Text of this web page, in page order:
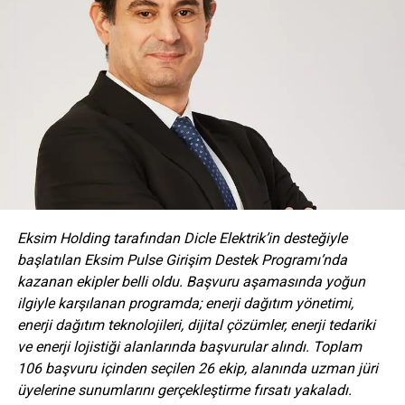
değer sağlayan şirketlerin halka arzlarından dolayı
hassaten mutluluk duyuyor, böyle şirketlerimizle iftihar
ediyoruz. Enerji sektörünün güzide şirketlerinden biri olan
ODAŞ Enerji, bugün sahip olduğu gücü halka arz ediyor.
Halka arzın borsamızda işlem gören 410’uncu firma olacak
ODAŞ Enerji Ailesi’ne ve tüm ilgili taraflara hayırlı olmasını
diler, bu vesileyle diğer şirketlerimizi de sermaye
piyasalarının sunmuş olduğu avantajlardan yararlanmaya
davet etmek isterim.”
ANAHTAR KELIMELER: ELEKTRIK SEKTÖRÜ ODAŞ ENERJI
SONRAKI
Yatırımcılar rotayı RAKIA Serbest Bölgesi’ne çevirdi
ÖNCEKI
Eksim Holding tarafından Dicle Elektrik’in desteğiyle
başlatılan Eksim Pulse Girişim Destek Programı’nda
kazanan ekipler belli oldu. Başvuru aşamasında yoğun
ilgiyle karşılanan programda; enerji dağıtım yönetimi,
enerji dağıtım teknolojileri, dijital çözümler, enerji tedariki
ve enerji lojistiği alanlarında başvurular alındı. Toplam
106 başvuru içinden seçilen 26 ekip, alanında uzman jüri
üyelerine sunumlarını gerçekleştirme fırsatı yakaladı.